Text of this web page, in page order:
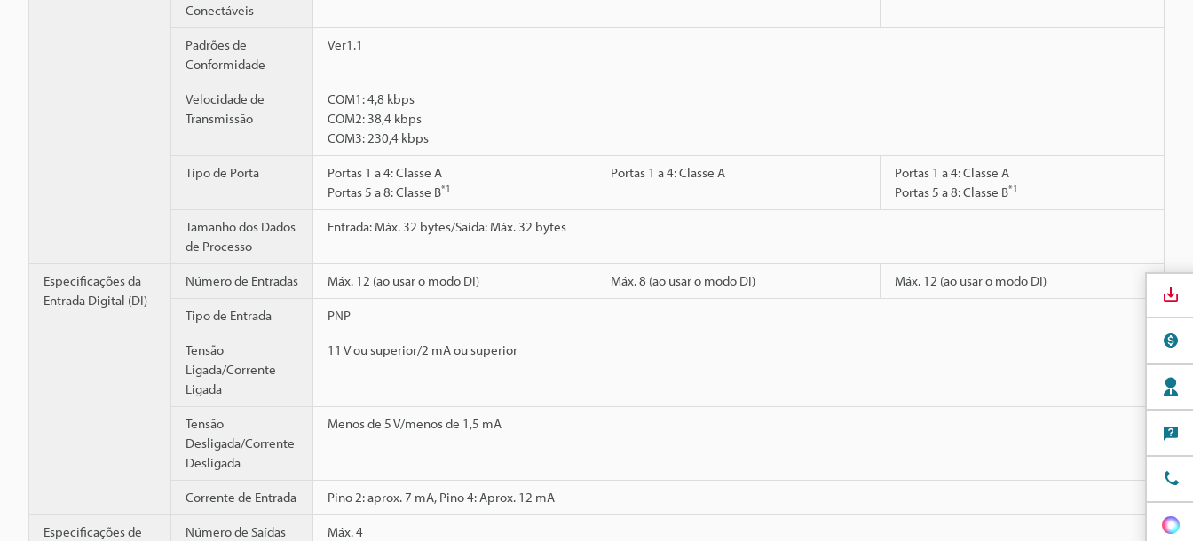
Conectáveis
Padrões de
Conformidade
Ver1.1
Velocidade de
Transmissão
COM1: 4,8 kbps
COM2: 38,4 kbps
COM3: 230,4 kbps
Tipo de Porta
Portas 1 a 4: Classe A
Portas 5 a 8: Classe B*1
Portas 1 a 4: Classe A
Portas 1 a 4: Classe A
Portas 5 a 8: Classe B*1
Tamanho dos Dados
de Processo
Entrada: Máx. 32 bytes/Saída: Máx. 32 bytes
Especificações da
Entrada Digital (DI)
Número de Entradas Máx. 12 (ao usar o modo DI) Máx. 8 (ao usar o modo DI) Máx. 12 (ao usar o modo DI)
Tipo de Entrada PNP
Tensão
Ligada/Corrente
Ligada
11 V ou superior/2 mA ou superior
Tensão
Desligada/Corrente
Desligada
Menos de 5 V/menos de 1,5 mA
Corrente de Entrada Pino 2: aprox. 7 mA, Pino 4: Aprox. 12 mA
Especificações de
Número de Saídas Máx. 4